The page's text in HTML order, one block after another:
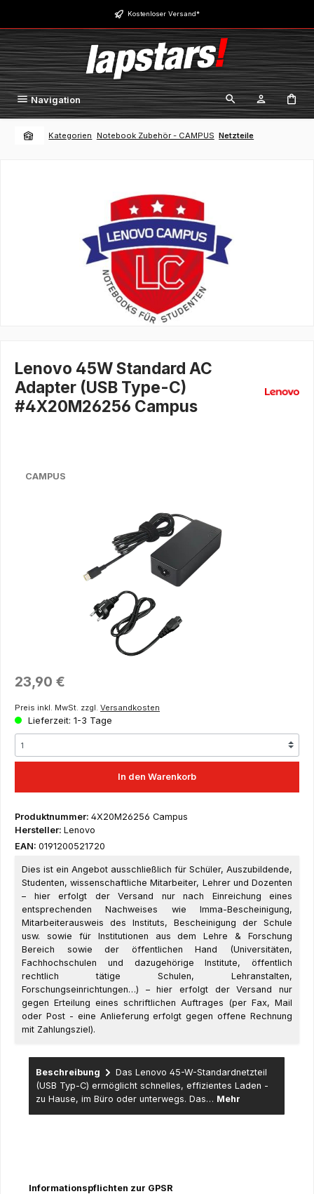
Zum Hauptinhalt springen Kostenloser Versand*
Navigation
Kategorien Notebook Zubehör - CAMPUS Netzteile
Lenovo 45W Standard AC
Adapter (USB Type-C)
#4X20M26256 Campus
CAMPUS
Regulärer Preis:
23,90 €
Preis inkl. MwSt. zzgl. Versandkosten
Lieferzeit: 1-3 Tage
In den Warenkorb
Produktnummer: 4X20M26256 Campus
Hersteller: Lenovo
EAN: 0191200521720
Dies ist ein Angebot ausschließlich für Schüler, Auszubildende,
Studenten, wissenschaftliche Mitarbeiter, Lehrer und Dozenten
– hier erfolgt der Versand nur nach Einreichung eines
entsprechenden Nachweises wie Imma-Bescheinigung,
Mitarbeiterausweis des Instituts, Bescheinigung der Schule
usw. sowie für Institutionen aus dem Lehre & Forschung
Bereich sowie der öffentlichen Hand (Universitäten,
Fachhochschulen und dazugehörige Institute, öffentlich
rechtlich tätige Schulen, Lehranstalten,
Forschungseinrichtungen…) – hier erfolgt der Versand nur
gegen Erteilung eines schriftlichen Auftrages (per Fax, Mail
oder Post - eine Anlieferung erfolgt gegen offene Rechnung
mit Zahlungsziel).
Beschreibung
Das Lenovo 45-W-Standardnetzteil
(USB Typ-C) ermöglicht schnelles, effizientes Laden -
zu Hause, im Büro oder unterwegs. Das… Mehr
Informationspflichten zur GPSR